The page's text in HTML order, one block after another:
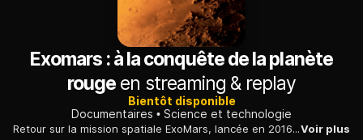
Exomars : à la conquête de la planète
rouge en streaming & replay
Bientôt disponible
Documentaires
Science et technologie
Retour sur la mission spatiale ExoMars, lancée en 2016 par l'Europe, une aventure scientifique qui répond à la question de l'existence d'une vie passée sur Mars.Voir plus